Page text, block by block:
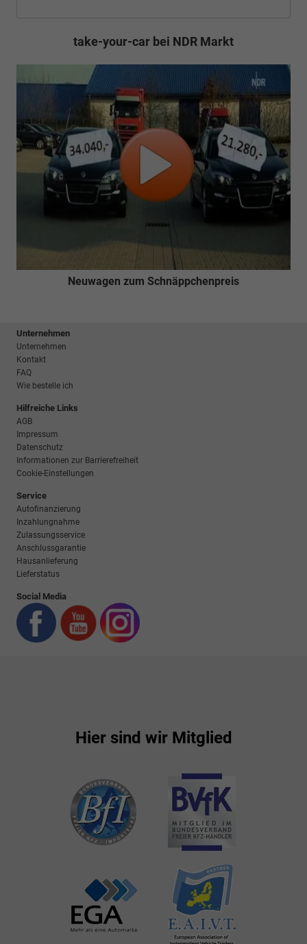
take-your-car bei NDR Markt
Neuwagen zum Schnäppchenpreis
Unternehmen
Unternehmen
Kontakt
FAQ
Wie bestelle ich
Hilfreiche Links
AGB
Impressum
Datenschutz
Informationen zur Barrierefreiheit
Cookie-Einstellungen
Service
Autofinanzierung
Inzahlungnahme
Zulassungsservice
Anschlussgarantie
Hausanlieferung
Lieferstatus
Social Media
Hier sind wir Mitglied